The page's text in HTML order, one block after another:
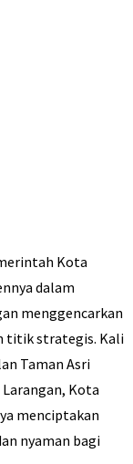
Kota
dalam
menggencarkan
titik strategis. Kali
Taman Asri
Larangan, Kota
menciptakan
nyaman bagi